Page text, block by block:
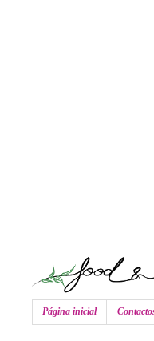
Página inicial